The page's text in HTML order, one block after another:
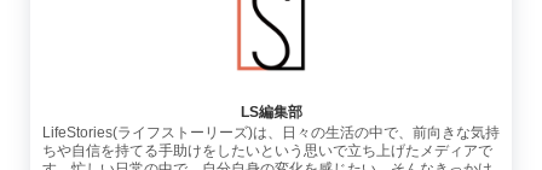
LS編集部
LifeStories(ライフストーリーズ)は、日々の生活の中で、前向きな気持
ちや自信を持てる手助けをしたいという思いで立ち上げたメディアで